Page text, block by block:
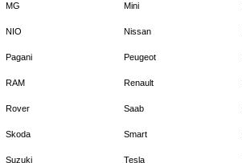
MG Mini
NIO Nissan
Pagani Peugeot
RAM Renault
Rover Saab
Skoda Smart
Suzuki Tesla